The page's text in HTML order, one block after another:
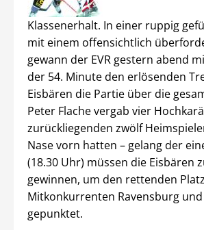
Klassenerhalt. In einer ruppig
mit einem offensichtlich
gewann der EVR gestern abend
der 54. Minute den erlösenden
Eisbären die Partie über die
Peter Flache vergab vier
zurückliegenden zwölf
Nase vorn hatten – gelang der
(18.30 Uhr) müssen die Eisbären
gewinnen, um den rettenden
Mitkonkurrenten Ravensburg
gepunktet.